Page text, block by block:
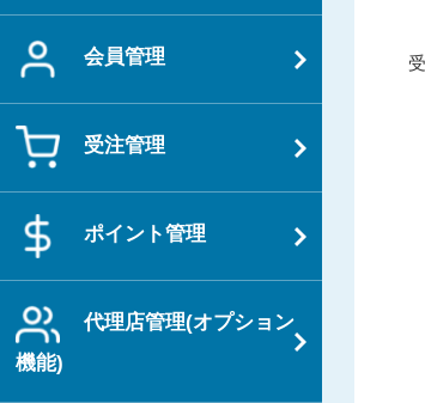
会員管理
受注管理
ポイント管理
代理店管理(オプション
機能)